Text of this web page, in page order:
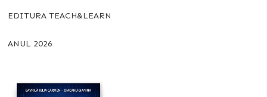
EDITURA TEACH&LEARN
ANUL 2026